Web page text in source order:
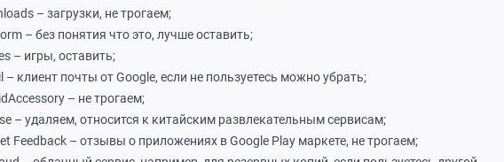
– загрузки, не трогаем;
– без понятия что это, лучше оставить;
– игры, оставить;
– клиент почты от Google, если не пользуетесь можно убрать;
– не трогаем;
– удаляем, относится к китайским развлекательным сервисам;
Feedback – отзывы о приложениях в Google Play маркете, не трогаем;